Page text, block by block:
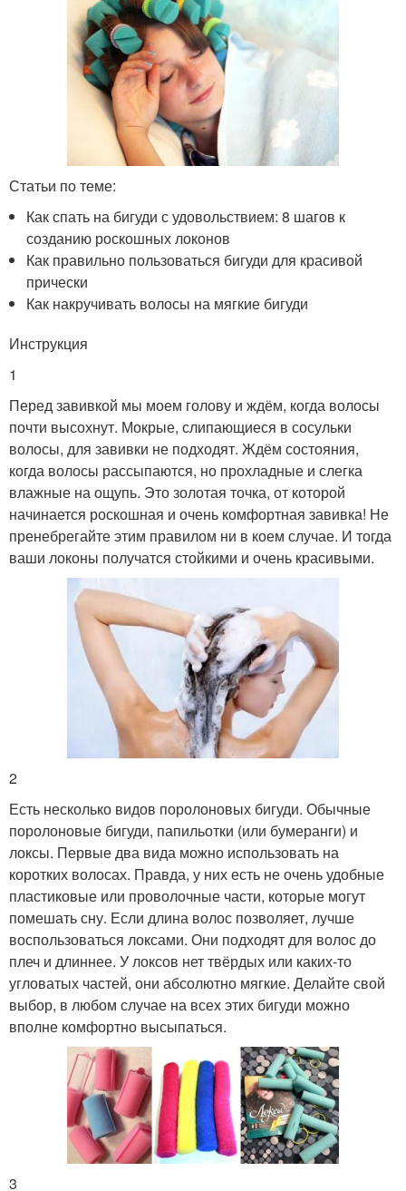
Статьи по теме:
Как спать на бигуди с удовольствием: 8 шагов к
созданию роскошных локонов
Как правильно пользоваться бигуди для красивой
прически
Как накручивать волосы на мягкие бигуди
Инструкция
1
Перед завивкой мы моем голову и ждём, когда волосы
почти высохнут. Мокрые, слипающиеся в сосульки
волосы, для завивки не подходят. Ждём состояния,
когда волосы рассыпаются, но прохладные и слегка
влажные на ощупь. Это золотая точка, от которой
начинается роскошная и очень комфортная завивка! Не
пренебрегайте этим правилом ни в коем случае. И тогда
ваши локоны получатся стойкими и очень красивыми.
2
Есть несколько видов поролоновых бигуди. Обычные
поролоновые бигуди, папильотки (или бумеранги) и
локсы. Первые два вида можно использовать на
коротких волосах. Правда, у них есть не очень удобные
пластиковые или проволочные части, которые могут
помешать сну. Если длина волос позволяет, лучше
воспользоваться локсами. Они подходят для волос до
плеч и длиннее. У локсов нет твёрдых или каких-то
угловатых частей, они абсолютно мягкие. Делайте свой
выбор, в любом случае на всех этих бигуди можно
вполне комфортно высыпаться.
3